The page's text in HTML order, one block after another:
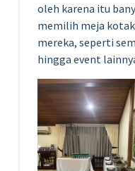
oleh karena itu
memilih meja
mereka, seperti
hingga event